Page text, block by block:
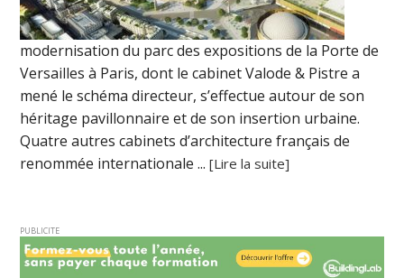
modernisation du parc des expositions de la Porte de
Versailles à Paris, dont le cabinet Valode & Pistre a
mené le schéma directeur, s’effectue autour de son
héritage pavillonnaire et de son insertion urbaine.
Quatre autres cabinets d’architecture français de
renommée internationale ...[Lire la suite]
PUBLICITE